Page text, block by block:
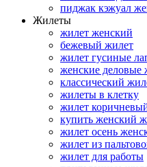
пиджак кэжуал
Жилеты
жилет женский
бежевый жилет
жилет гусиные
женские деловые
классический
жилеты в клетку
жилет
купить женский
жилет осень
жилет из
жилет для работы